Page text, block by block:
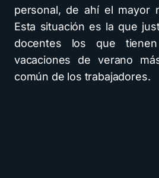
personal, de ahí el mayor
Esta situación es la que
docentes los que
vacaciones de verano
común de los trabajadores.